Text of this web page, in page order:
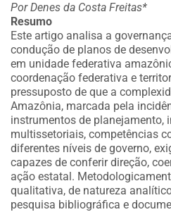
Por Denes da Costa Freitas*
Resumo
Este artigo analisa a
condução de planos de
em unidade federativa
coordenação federativa e
pressuposto de que a
Amazônia, marcada pela
instrumentos de planejamento,
multissetoriais, competências
diferentes níveis de governo,
capazes de conferir direção,
ação estatal.
qualitativa, de natureza
pesquisa bibliográfica e